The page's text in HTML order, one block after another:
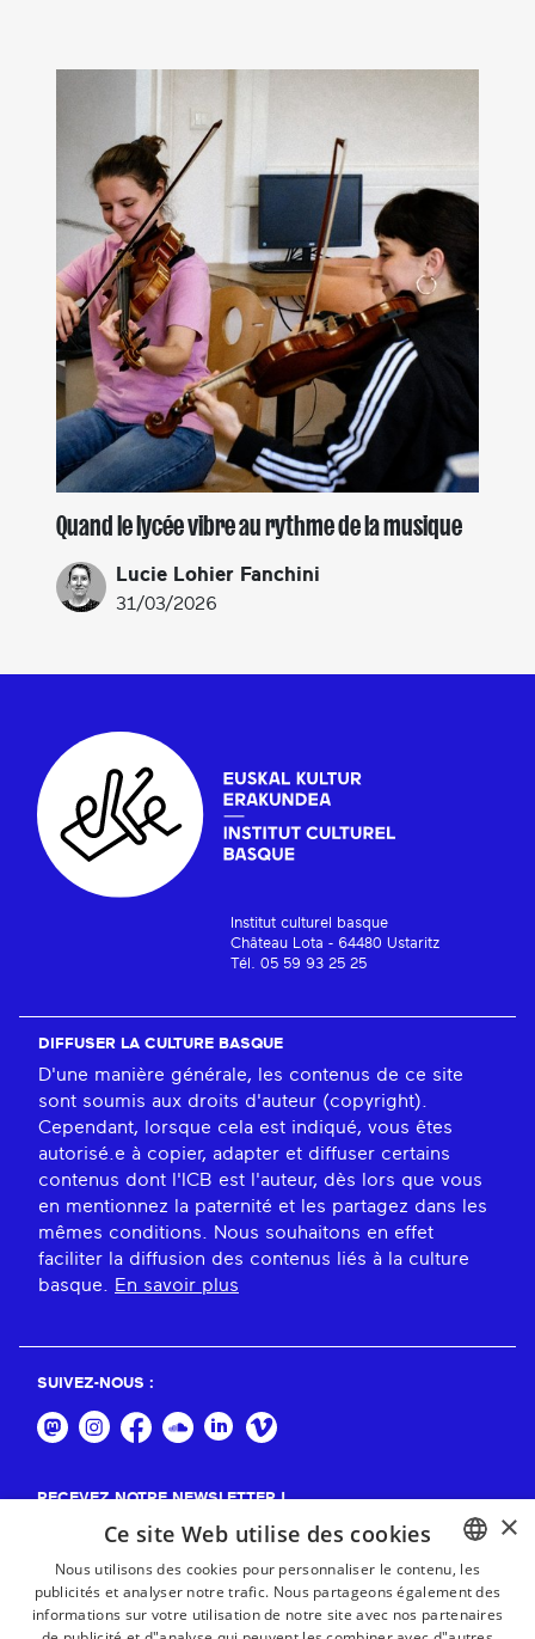
Quand le lycée vibre au rythme de la musique
Lucie Lohier Fanchini
31/03/2026
Institut culturel basque
Château Lota - 64480 Ustaritz
Tél. 05 59 93 25 25
DIFFUSER LA CULTURE BASQUE
D'une manière générale, les contenus de ce site
sont soumis aux droits d'auteur (copyright).
Cependant, lorsque cela est indiqué, vous êtes
autorisé.e à copier, adapter et diffuser certains
contenus dont l'ICB est l'auteur, dès lors que vous
en mentionnez la paternité et les partagez dans les
mêmes conditions. Nous souhaitons en effet
faciliter la diffusion des contenus liés à la culture
basque. En savoir plus
SUIVEZ-NOUS :
RECEVEZ NOTRE NEWSLETTER !
BASQUE
FRENCH
×
Ce site Web utilise des cookies
Nous utilisons des cookies pour personnaliser le contenu, les
publicités et analyser notre trafic. Nous partageons également des
informations sur votre utilisation de notre site avec nos partenaires